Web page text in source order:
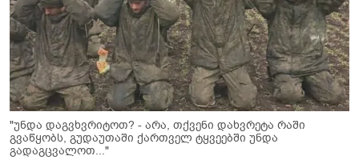
"უნდა დაგვხვრიტოთ? - არა, თქვენი დახვრეტა რაში
გვაწყობს, გუდაუთაში ქართველ ტყვეებში უნდა
გადაგცვალოთ..."